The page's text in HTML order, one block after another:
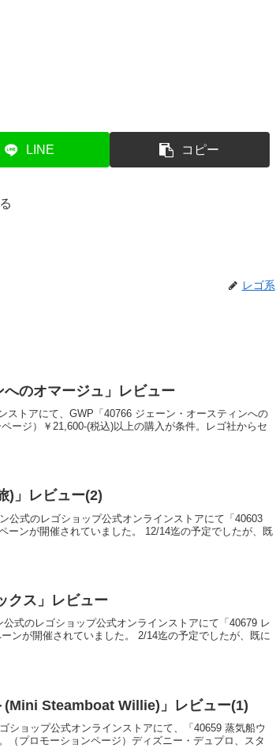
LINE コピー
レゴ系
のオマージュ」レビュー
ストアにて、GWP「40766 ジェーン・オースティンへの
ージ）￥21,600-(税込)以上の購入が条件。レゴ社からセ
)」レビュー(2)
公式のレゴショップ公式オンラインストアにて「40603
ーンが開催されていました。 12/14迄の予定でしたが、既
クス」レビュー
式のレゴショップ公式オンラインストアにて「40679 レ
ンが開催されていました。 2/14迄の予定でしたが、既に
(Mini Steamboat Willie)」レビュー(1)
ショップ公式オンラインストアにて、「40659 蒸気船ウ
（プロモーションページ）ディズニー・デュプロ、スタ